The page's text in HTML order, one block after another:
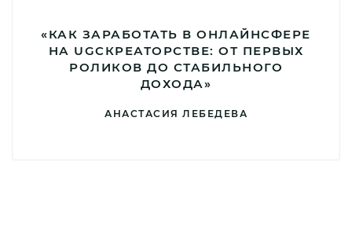
«КАК ЗАРАБОТАТЬ В ОНЛАЙНСФЕРЕ
НА UGCКРЕАТОРСТВЕ: ОТ ПЕРВЫХ
РОЛИКОВ ДО СТАБИЛЬНОГО
ДОХОДА»
АНАСТАСИЯ ЛЕБЕДЕВА